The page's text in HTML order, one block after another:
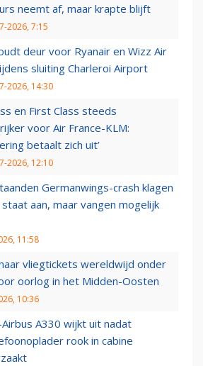
neemt af, maar krapte blijft
2026, 7:15
deur voor Ryanair en Wizz Air
sluiting Charleroi Airport
2026, 14:30
en First Class steeds
voor Air France-KLM:
betaalt zich uit’
2026, 12:10
Germanwings-crash klagen
aan, maar vangen mogelijk
11:58
vliegtickets wereldwijd onder
oorlog in het Midden-Oosten
10:36
Airbus A330 wijkt uit nadat
rook in cabine